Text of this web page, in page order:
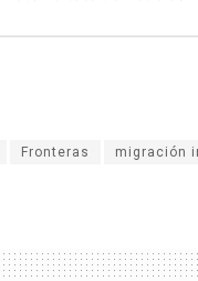
Fronteras migración